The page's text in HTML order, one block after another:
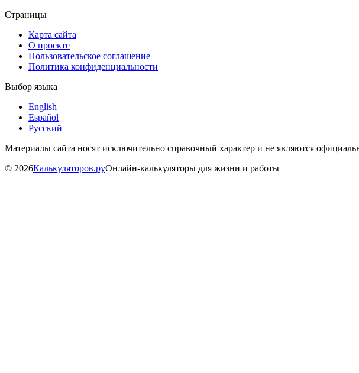
Страницы
Карта сайта
О проекте
Пользовательское соглашение
Политика конфиденциальности
Выбор языка
English
Español
Русский
Материалы сайта носят исключительно справочный характер и не являются
© 2026Калькуляторов.руОнлайн-калькуляторы для жизни и работы